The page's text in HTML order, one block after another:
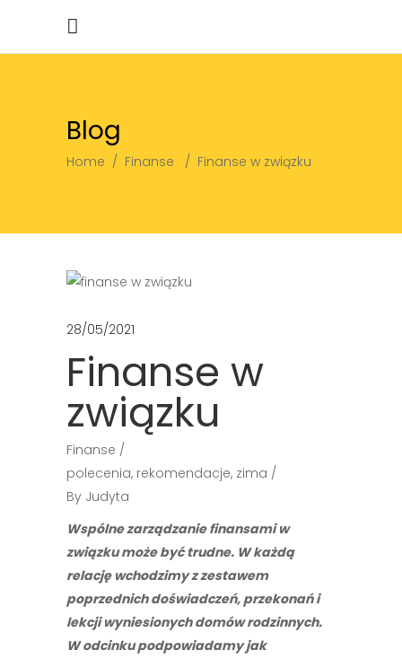
Blog
Home / Finanse / Finanse w związku
28/05/2021
Finanse w
związku
Finanse
polecenia, rekomendacje, zima
By Judyta
Wspólne zarządzanie finansami w
związku może być trudne. W każdą
relację wchodzimy z zestawem
poprzednich doświadczeń, przekonań i
lekcji wyniesionych domów rodzinnych.
W odcinku podpowiadamy jak